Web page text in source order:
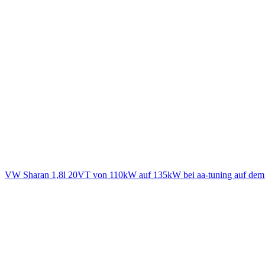
VW Sharan 1,8l 20VT von 110kW auf 135kW bei aa-tuning auf